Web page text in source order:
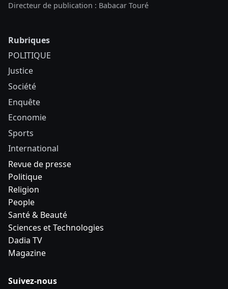
Directeur de publication : Babacar Touré
Rubriques
POLITIQUE
Justice
Société
Enquête
Economie
Sports
International
Revue de presse
Politique
Religion
People
Santé & Beauté
Sciences et Technologies
Dadia TV
Magazine
Suivez-nous